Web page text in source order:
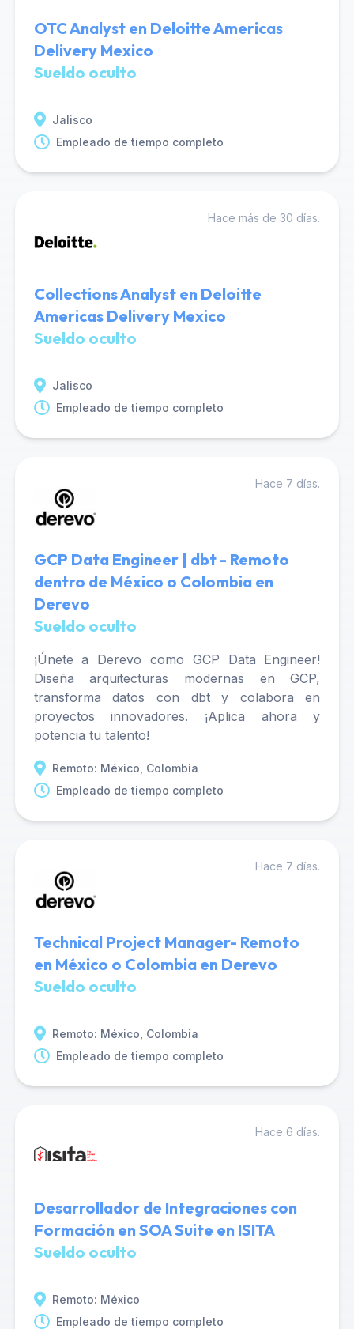
OTC Analyst en Deloitte Americas
Delivery Mexico
Sueldo oculto
Jalisco
Empleado de tiempo completo
Hace más de 30 días.
Collections Analyst en Deloitte
Americas Delivery Mexico
Sueldo oculto
Jalisco
Empleado de tiempo completo
Hace 7 días.
GCP Data Engineer | dbt - Remoto
dentro de México o Colombia en
Derevo
Sueldo oculto
¡Únete a Derevo como GCP Data Engineer!
Diseña arquitecturas modernas en GCP,
transforma datos con dbt y colabora en
proyectos innovadores. ¡Aplica ahora y
potencia tu talento!
Remoto: México, Colombia
Empleado de tiempo completo
Hace 7 días.
Technical Project Manager- Remoto
en México o Colombia en Derevo
Sueldo oculto
Remoto: México, Colombia
Empleado de tiempo completo
Hace 6 días.
Desarrollador de Integraciones con
Formación en SOA Suite en ISITA
Sueldo oculto
Remoto: México
Empleado de tiempo completo